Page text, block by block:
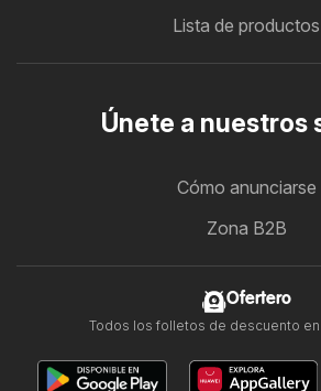
Lista de productos
Únete a nuestros
Cómo anunciarse
Zona B2B
Ofertero
Todos los folletos de descuento en